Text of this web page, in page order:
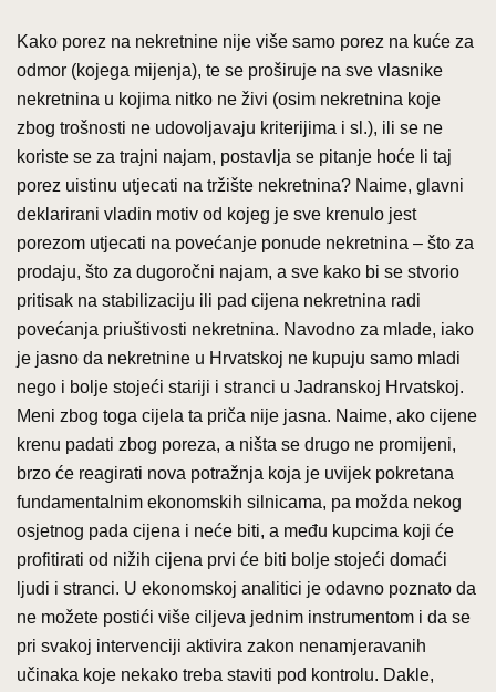
Kako porez na nekretnine nije više samo porez na kuće za
odmor (kojega mijenja), te se proširuje na sve vlasnike
nekretnina u kojima nitko ne živi (osim nekretnina koje
zbog trošnosti ne udovoljavaju kriterijima i sl.), ili se ne
koriste se za trajni najam, postavlja se pitanje hoće li taj
porez uistinu utjecati na tržište nekretnina? Naime, glavni
deklarirani vladin motiv od kojeg je sve krenulo jest
porezom utjecati na povećanje ponude nekretnina – što za
prodaju, što za dugoročni najam, a sve kako bi se stvorio
pritisak na stabilizaciju ili pad cijena nekretnina radi
povećanja priuštivosti nekretnina. Navodno za mlade, iako
je jasno da nekretnine u Hrvatskoj ne kupuju samo mladi
nego i bolje stojeći stariji i stranci u Jadranskoj Hrvatskoj.
Meni zbog toga cijela ta priča nije jasna. Naime, ako cijene
krenu padati zbog poreza, a ništa se drugo ne promijeni,
brzo će reagirati nova potražnja koja je uvijek pokretana
fundamentalnim ekonomskih silnicama, pa možda nekog
osjetnog pada cijena i neće biti, a među kupcima koji će
profitirati od nižih cijena prvi će biti bolje stojeći domaći
ljudi i stranci. U ekonomskoj analitici je odavno poznato da
ne možete postići više ciljeva jednim instrumentom i da se
pri svakoj intervenciji aktivira zakon nenamjeravanih
učinaka koje nekako treba staviti pod kontrolu. Dakle,